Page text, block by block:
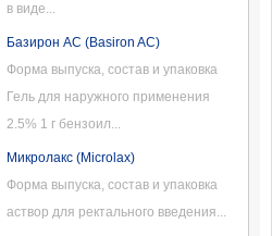
в виде...
Базирон АС (Basiron AC)
Форма выпуска, состав и упаковка
Гель для наружного применения
2.5% 1 г бензоил...
Микролакс (Microlax)
Форма выпуска, состав и упаковка
аствор для ректального введения...